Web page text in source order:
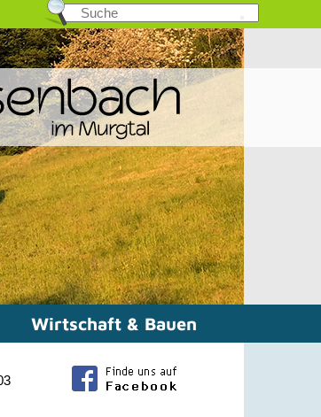
Wirtschaft & Bauen